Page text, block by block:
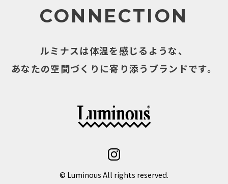
CONNECTION
ルミナスは体温を感じるような、
あなたの空間づくりに寄り添うブランドです。
© Luminous All rights reserved.